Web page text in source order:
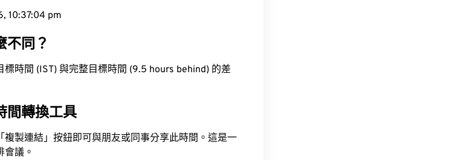
10:37:05 pm
不同？
時間 (IST) 與完整目標時間 (9.5 hours behind) 的差
間轉換工具
製連結」按鈕即可與朋友或同事分享此時間。這是一
議。